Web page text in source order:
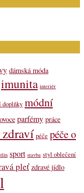
dámská móda
imunita interiér
doplňky módní
ovoce parfémy práce
péče péče o
sport stavba styl oblečení
pleť zdravé jídlo